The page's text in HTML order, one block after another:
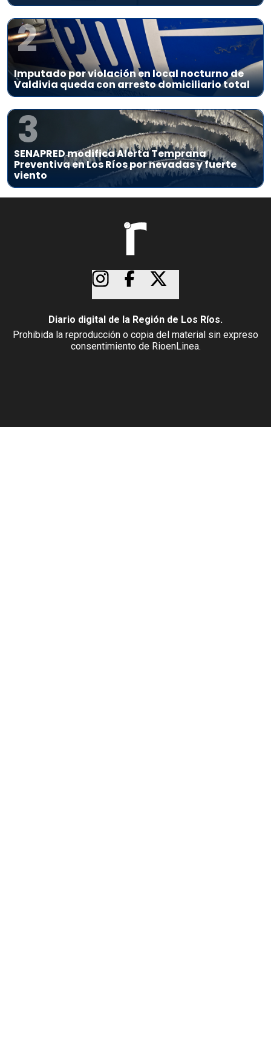
2
Imputado por violación en local nocturno de
Valdivia queda con arresto domiciliario total
3
SENAPRED modifica Alerta Temprana
Preventiva en Los Ríos por nevadas y fuerte
viento
Diario digital de la Región de Los Ríos.
Prohibida la reproducción o copia del material sin expreso
consentimiento de RioenLinea.